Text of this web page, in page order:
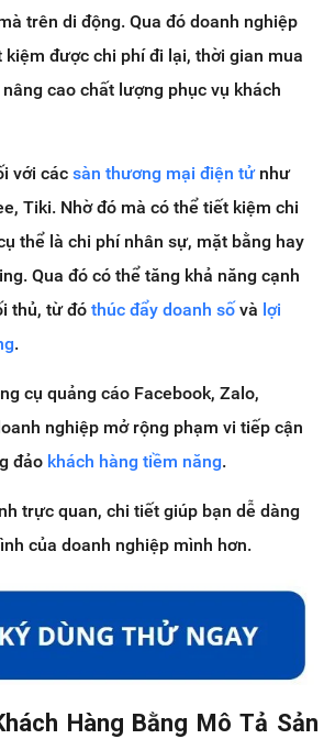
trên di động. Qua đó doanh nghiệp
kiệm được chi phí đi lại, thời gian mua
cao chất lượng phục vụ khách
với các sàn thương mại điện tửnhư
Tiki. Nhờ đó mà có thể tiết kiệm chi
thể là chi phí nhân sự, mặt bằng hay
Qua đó có thể tăng khả năng cạnh
thủ, từ đó thúc đẩy doanh số và lợi
.
cụ quảng cáo Facebook, Zalo,
nghiệp mở rộng phạm vi tiếp cận
đảo khách hàng tiềm năng.
trực quan, chi tiết giúp bạn dễ dàng
của doanh nghiệp mình hơn.
Hàng Bằng Mô Tả Sản